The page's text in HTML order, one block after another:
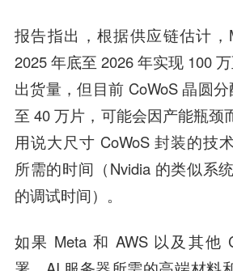
报告指出，根据供应链估计，
2025 年底至 2026 年实现 100
出货量，但目前 CoWoS 晶圆
至 40 万片，可能会因产能瓶颈
用说大尺寸 CoWoS 封装的技
所需的时间（Nvidia 的类似系
的调试时间）。
如果 Meta 和 AWS 以及其他